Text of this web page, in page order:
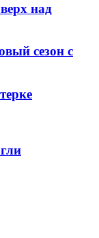
над
сезон с